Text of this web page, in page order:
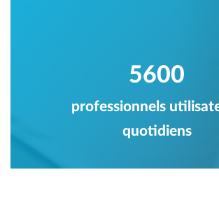
5600
professionnels
quotidiens